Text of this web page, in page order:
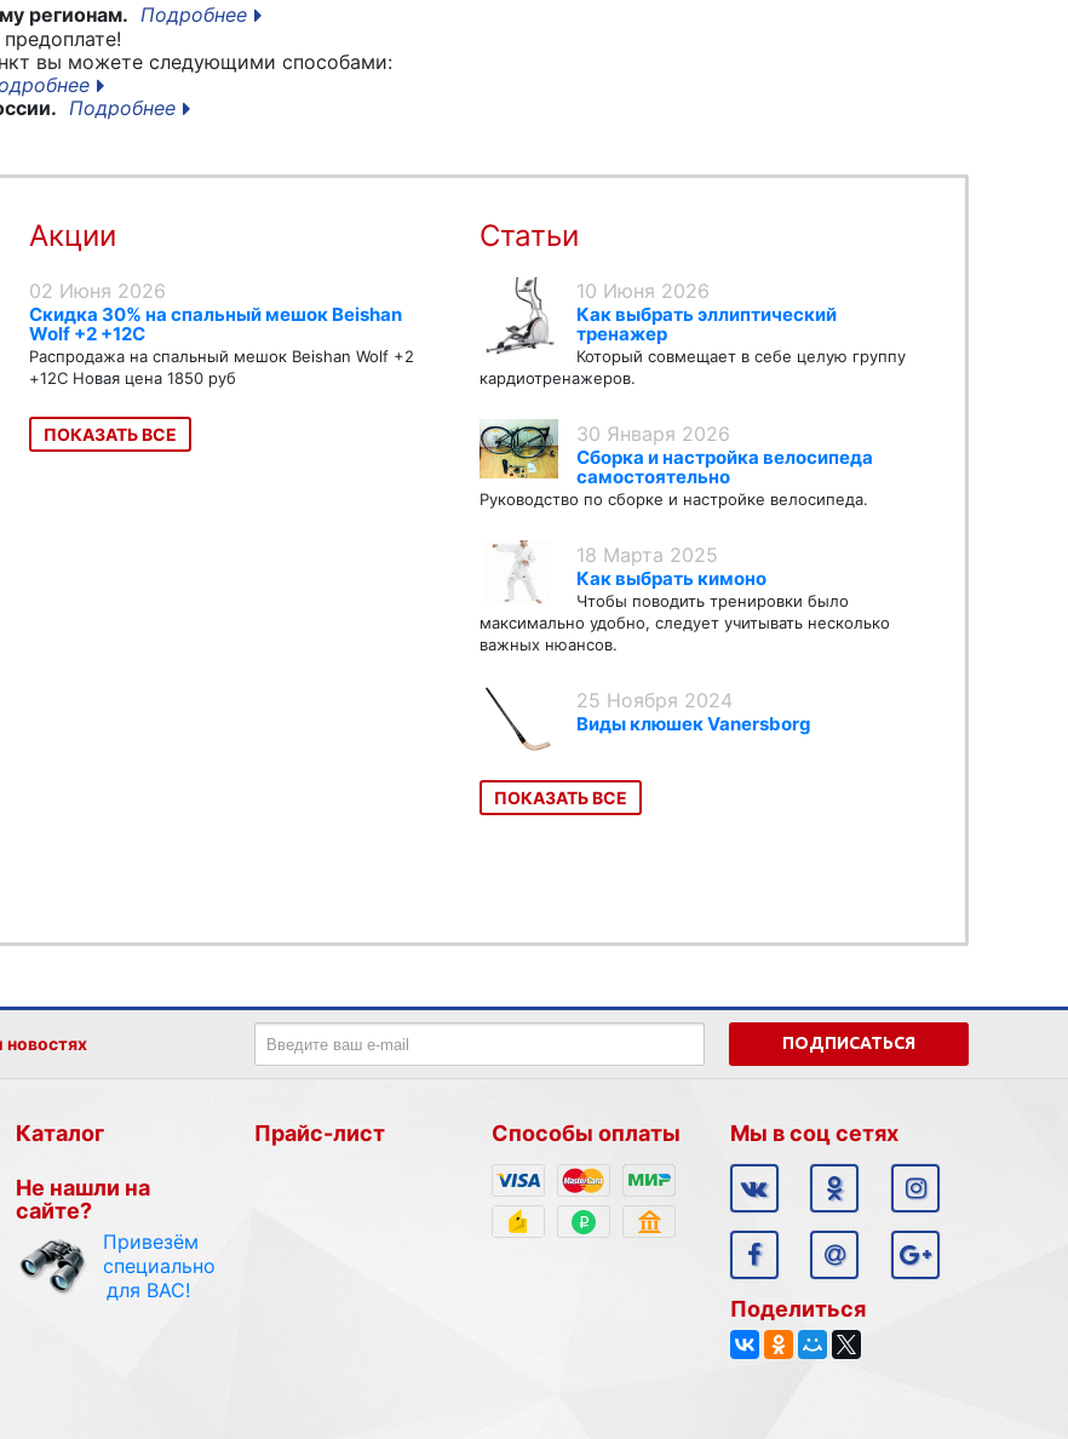
регионам. Подробнее
вы можете следующими способами:
Подробнее
Акции
02 Июня 2026
Скидка 30% на спальный мешок Beishan
Wolf +2 +12C
Распродажа на спальный мешок Beishan Wolf +2
+12C Новая цена 1850 руб
ПОКАЗАТЬ ВСЕ
Статьи
10 Июня 2026
Как выбрать эллиптический
тренажер
Который совмещает в себе целую группу
кардиотренажеров.
30 Января 2026
Сборка и настройка велосипеда
самостоятельно
Руководство по сборке и настройке велосипеда.
18 Марта 2025
Как выбрать кимоно
Чтобы поводить тренировки было
максимально удобно, следует учитывать несколько
важных нюансов.
25 Ноября 2024
Виды клюшек Vanersborg
ПОКАЗАТЬ ВСЕ
новостях ПОДПИСАТЬСЯ
Каталог
Не нашли на
сайте?
Привезём
специально
для ВАС!
Прайс-лист Способы оплаты Мы в соц сетях
Поделиться